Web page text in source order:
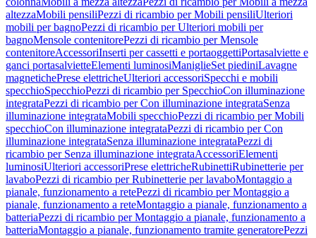
altezzaMobili pensiliPezzi di ricambio per Mobili pensiliUlteriori
mobili per bagnoPezzi di ricambio per Ulteriori mobili per
bagnoMensole contenitorePezzi di ricambio per Mensole
contenitoreAccessoriInserti per cassetti e portaoggettiPortasalviette e
ganci portasalvietteElementi luminosiManiglieSet piediniLavagne
magnetichePrese elettricheUlteriori accessoriSpecchi e mobili
specchioSpecchioPezzi di ricambio per SpecchioCon illuminazione
integrataPezzi di ricambio per Con illuminazione integrataSenza
illuminazione integrataMobili specchioPezzi di ricambio per Mobili
specchioCon illuminazione integrataPezzi di ricambio per Con
illuminazione integrataSenza illuminazione integrataPezzi di
ricambio per Senza illuminazione integrataAccessoriElementi
luminosiUlteriori accessoriPrese elettricheRubinettiRubinetterie per
lavaboPezzi di ricambio per Rubinetterie per lavaboMontaggio a
pianale, funzionamento a retePezzi di ricambio per Montaggio a
pianale, funzionamento a reteMontaggio a pianale, funzionamento a
batteriaPezzi di ricambio per Montaggio a pianale, funzionamento a
batteriaMontaggio a pianale, funzionamento tramite generatorePezzi